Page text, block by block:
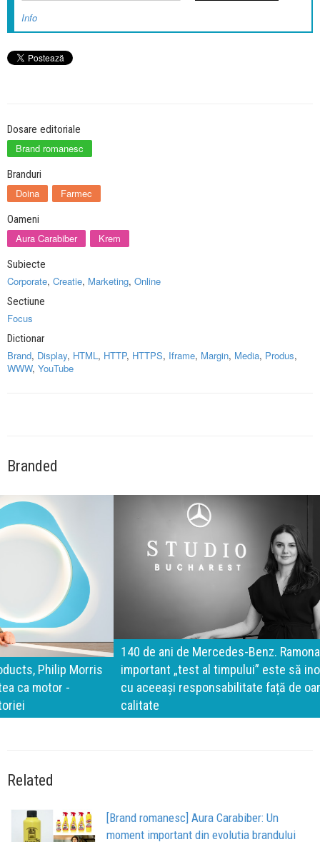
Info
Dosare editoriale
Brand romanesc
Branduri
Doina Farmec
Oameni
Aura Carabiber Krem
Subiecte
Corporate, Creatie, Marketing, Online
Sectiune
Focus
Dictionar
Brand, Display, HTML, HTTP, HTTPS, Iframe, Margin, Media, Produs,
WWW, YouTube
Branded
140 de ani de Mercedes-Benz. Ramona Pîrlog: Cel mai
important „test al timpului” este să inovăm constant, dar
cu aceeași responsabilitate față de oameni, siguranță și
calitate
Related
[Brand romanesc] Aura Carabiber: Un
moment important din evolutia brandului